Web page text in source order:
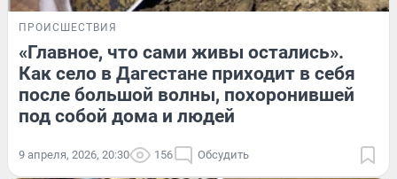
ПРОИСШЕСТВИЯ
«Главное, что сами живы остались».
Как село в Дагестане приходит в себя
после большой волны, похоронившей
под собой дома и людей
9 апреля, 2026, 20:30 156 Обсудить